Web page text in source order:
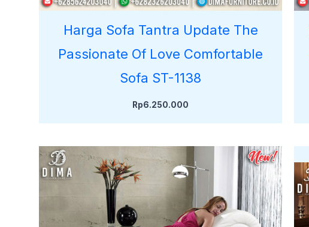
Harga Sofa Tantra Update The
Passionate Of Love Comfortable
Sofa ST-1138
Rp6.250.000